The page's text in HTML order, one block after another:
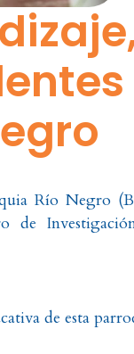
Río Negro
de
de esta